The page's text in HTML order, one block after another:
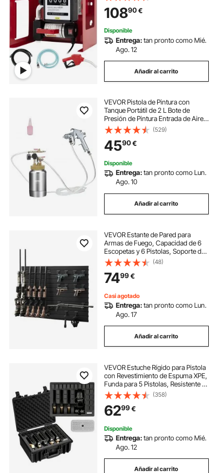
Bomba Auto-cebado Bio Diesel y
Gasóleo con Pistola y Manguera
10890€
Disponible
Entrega:tan pronto como Mié.
Ago. 12
Añadir al carrito
VEVOR Pistola de Pintura con
Tanque Portátil de 2 L Bote de
Presión de Pintura Entrada de Aire
6,4 mm Salida 9,5 mm Boquilla de
Pintura 1,8 mm Presión Máxima 45
PSI para Decoración de Interiores
(529)
4590€
Disponible
Entrega:tan pronto como Lun.
Ago. 10
Añadir al carrito
VEVOR Estante de Pared para
Armas de Fuego, Capacidad de 6
Escopetas y 6 Pistolas, Soporte de
Montaje en Pared, con Ganchos
Adicionales, Acero al Carbono,
Organizador de Accesorios para
Taller Garaja
(48)
7499€
Casi agotado
Entrega:tan pronto como Lun.
Ago. 17
Añadir al carrito
VEVOR Estuche Rígido para Pistola
con Revestimiento de Espuma XPE,
Funda para 5 Pistolas, Resistente al
Agua y Polvo con Interior
Personalizable y Asa 475 x 415 x
215 mm, Negro, Cumple con la TSA
(358)
6299€
Disponible
Entrega:tan pronto como Mié.
Ago. 12
Añadir al carrito